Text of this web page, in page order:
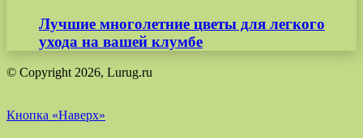
Лучшие многолетние цветы для легкого
ухода на вашей клумбе
© Copyright 2026, Lurug.ru
Кнопка «Наверх»